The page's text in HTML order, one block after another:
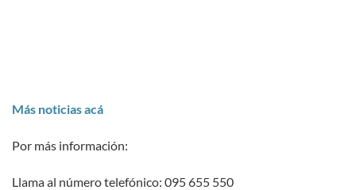
Más noticias acá
Por más información:
Llama al número telefónico: 095 655 550